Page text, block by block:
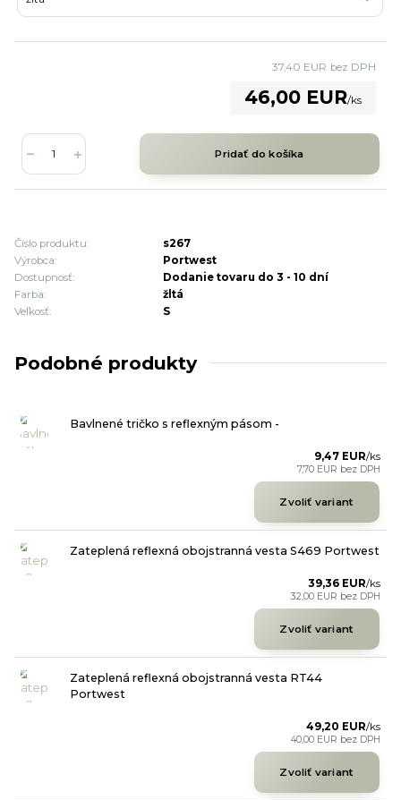
46,00 EUR/ks
37,40 EUR bez DPH
Pridať do košíka
Číslo produktu:
s267
Výrobca:
Portwest
Dostupnosť:
Dodanie tovaru do 3 - 10 dní
Farba:
žltá
Veľkosť:
S
Podobné produkty
Bavlnené tričko s reflexným pásom -
9,47 EUR/ks
7,70 EUR bez DPH
Zvoliť variant
Zateplená reflexná obojstranná vesta S469 Portwest
39,36 EUR/ks
32,00 EUR bez DPH
Zvoliť variant
Zateplená reflexná obojstranná vesta RT44
Portwest
49,20 EUR/ks
40,00 EUR bez DPH
Zvoliť variant